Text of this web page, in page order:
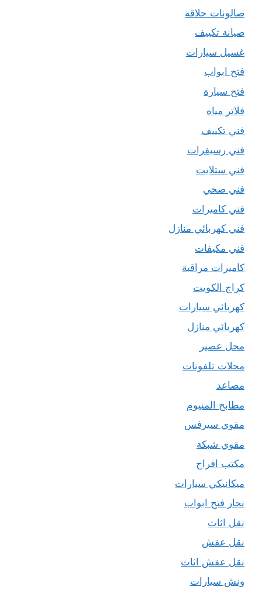
صالونات حلاقة
صيانة تكييف
غسيل سيارات
فتح ابواب
فتح سيارة
فلاتر مياه
فني تكييف
فني رسيفرات
فني ستلايت
فني صحي
فني كاميرات
فني كهربائي منازل
فني مكيفات
كاميرات مراقبة
كراج الكويت
كهربائي سيارات
كهربائي منازل
محل عصير
محلات تلفونات
مصاعد
مطابخ المنيوم
مقوي سيرفس
مقوي شبكة
مكتب افراح
ميكانيكي سيارات
نجار فتح ابواب
نقل اثاث
نقل عفش
نقل عفش اثاث
ونش سيارات